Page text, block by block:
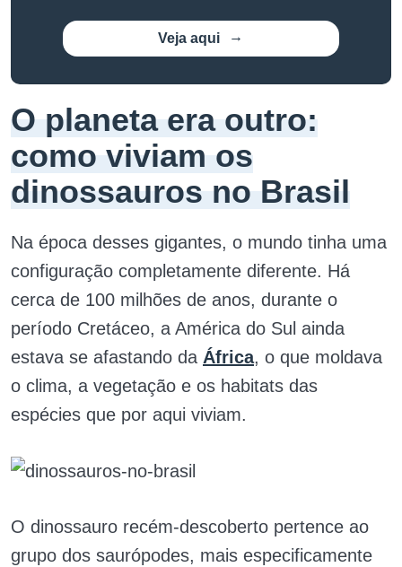
Veja aqui
O planeta era outro:
como viviam os
dinossauros no Brasil
Na época desses gigantes, o mundo tinha uma
configuração completamente diferente. Há
cerca de 100 milhões de anos, durante o
período Cretáceo, a América do Sul ainda
estava se afastando da África, o que moldava
o clima, a vegetação e os habitats das
espécies que por aqui viviam.
O dinossauro recém-descoberto pertence ao
grupo dos saurópodes, mais especificamente